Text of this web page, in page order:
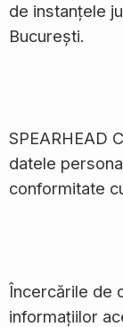
de instanțele
București.
SPEARHEAD
datele
conformitate
Încercările de
informațiilor